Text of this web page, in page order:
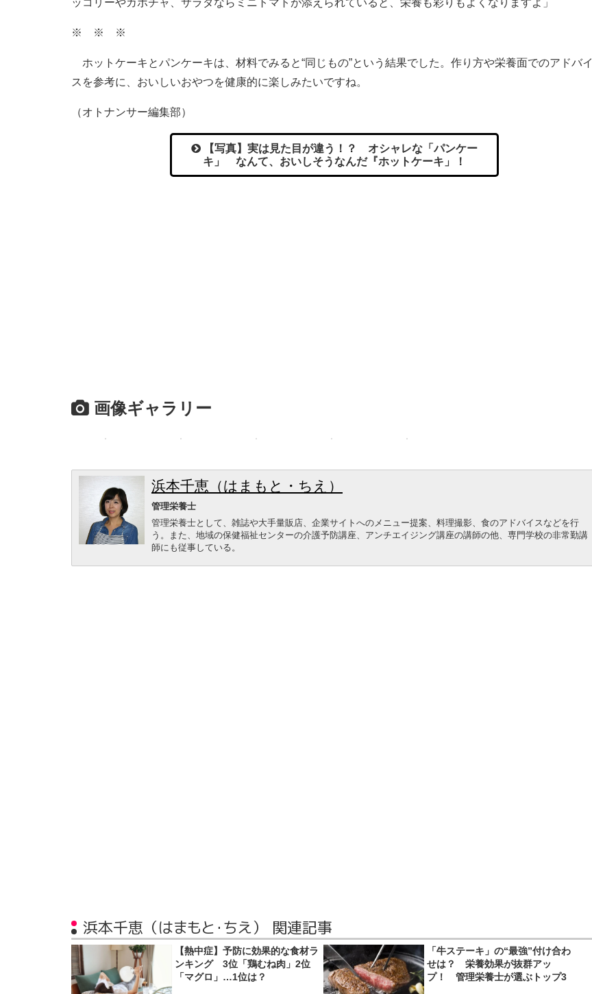
※ ※ ※
ホットケーキとパンケーキは、材料でみると“同じもの”という結果でした。作り方や栄養面でのアドバイ
スを参考に、おいしいおやつを健康的に楽しみたいですね。
（オトナンサー編集部）
【写真】実は見た目が違う！？ オシャレな「パンケー
キ」 なんて、おいしそうなんだ『ホットケーキ」！
画像ギャラリー
浜本千恵（はまもと・ちえ）
管理栄養士
管理栄養士として、雑誌や大手量販店、企業サイトへのメニュー提案、料理撮影、食のアドバイスなどを行
う。また、地域の保健福祉センターの介護予防講座、アンチエイジング講座の講師の他、専門学校の非常勤講
師にも従事している。
浜本千恵（はまもと・ちえ） 関連記事
【熱中症】予防に効果的な食材ラ
ンキング 3位「鶏むね肉」2位
「マグロ」…1位は？
「牛ステーキ」の“最強”付け合わ
せは？ 栄養効果が抜群アッ
プ！ 管理栄養士が選ぶトップ3